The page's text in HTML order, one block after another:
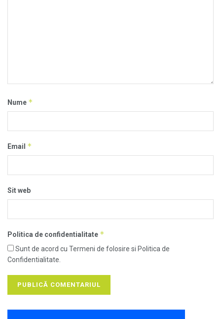
Nume *
Email *
Sit web
Politica de confidentialitate *
Sunt de acord cu Termeni de folosire si Politica de
Confidentialitate.